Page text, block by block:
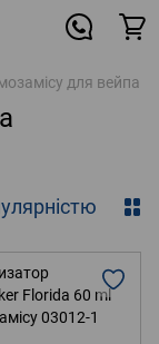
для вейпа